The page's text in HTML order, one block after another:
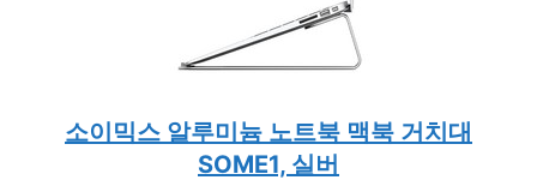
소이믹스 알루미늄 노트북 맥북 거치대
SOME1, 실버